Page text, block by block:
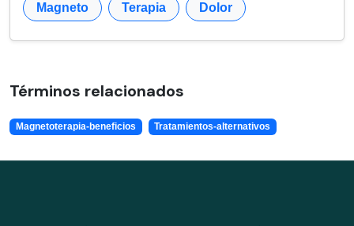
Magneto Terapia Dolor
Términos relacionados
Magnetoterapia-beneficios Tratamientos-alternativos